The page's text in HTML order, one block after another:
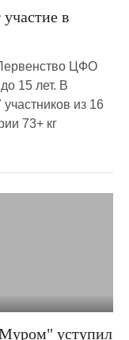
в
ЦФО
15 лет. В
из 16
73+ кг
уступил